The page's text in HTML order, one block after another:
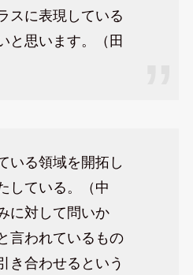
スに表現している
と思います。（田
いる領域を開拓し
している。（中
に対して問いか
言われているもの
き合わせるという